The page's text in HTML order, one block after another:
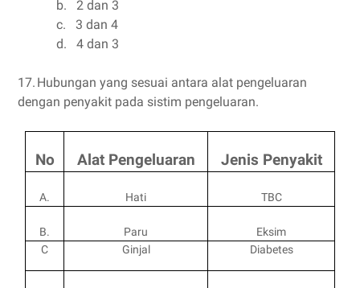
b.
2 dan 3
c.
3 dan 4
d.
4 dan 3
17. Hubungan yang sesuai antara alat pengeluaran
dengan penyakit pada sistim pengeluaran.
No Alat Pengeluaran Jenis Penyakit
A. Hati TBC
B. Paru
Eksim
C
Ginjal Diabetes